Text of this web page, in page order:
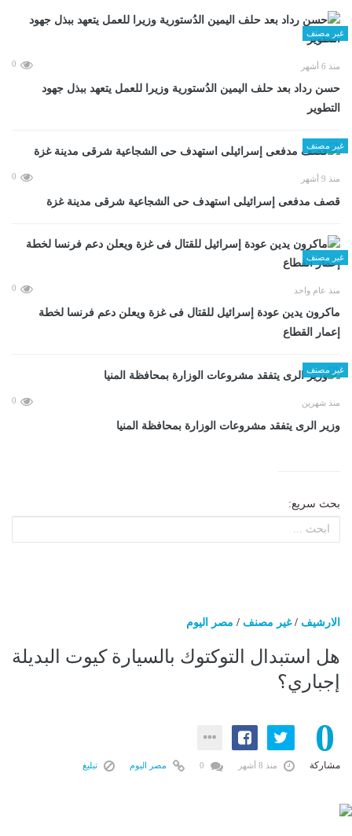
غير مصنف
منذ 6 أشهر 0
حسن رداد بعد حلف اليمين الدُستورية وزيرا للعمل يتعهد ببذل جهود
التطوير
غير مصنف
منذ 9 أشهر 0
قصف مدفعى إسرائيلى استهدف حى الشجاعية شرقى مدينة غزة
غير مصنف
منذ عام واحد 0
ماكرون يدين عودة إسرائيل للقتال فى غزة ويعلن دعم فرنسا لخطة
إعمار القطاع
غير مصنف
منذ شهرين 0
وزير الرى يتفقد مشروعات الوزارة بمحافظة المنيا
بحث سريع:
الارشيف /غير مصنف / مصر اليوم
هل استبدال التوكتوك بالسيارة كيوت البديلة
إجباري؟
0
مشاركة منذ 8 أشهر مصر اليوم تبليغ